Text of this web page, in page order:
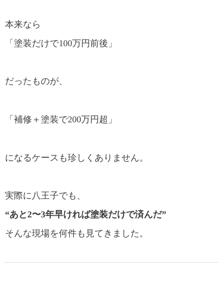
本来なら
「塗装だけで100万円前後」
だったものが、
「補修＋塗装で200万円超」
になるケースも珍しくありません。
実際に八王子でも、
“あと2〜3年早ければ塗装だけで済んだ”
そんな現場を何件も見てきました。